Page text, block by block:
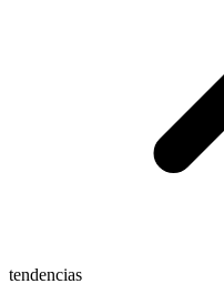
tendencias